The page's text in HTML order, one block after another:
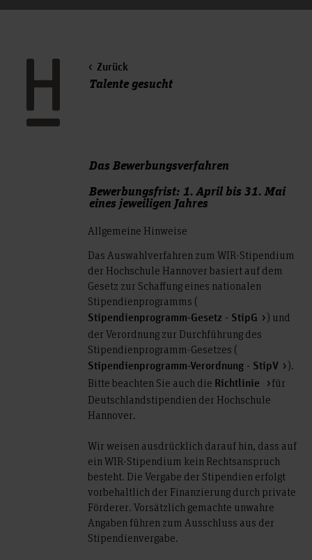
Zurück
Talente gesucht
Das Bewerbungsverfahren
Bewerbungsfrist: 1. April bis 31. Mai
eines jeweiligen Jahres
Allgemeine Hinweise
Das Auswahlverfahren zum WIR-Stipendium
der Hochschule Hannover basiert auf dem
Gesetz zur Schaffung eines nationalen
Stipendienprogramms (
Stipendienprogramm-Gesetz - StipG
) und
der Verordnung zur Durchführung des
Stipendienprogramm-Gesetzes (
Stipendienprogramm-Verordnung - StipV
).
Bitte beachten Sie auch die Richtlinie
für
Deutschlandstipendien der Hochschule
Hannover.
Wir weisen ausdrücklich darauf hin, dass auf
ein WIR-Stipendium kein Rechtsanspruch
besteht. Die Vergabe der Stipendien erfolgt
vorbehaltlich der Finanzierung durch private
Förderer. Vorsätzlich gemachte unwahre
Angaben führen zum Ausschluss aus der
Stipendienvergabe.